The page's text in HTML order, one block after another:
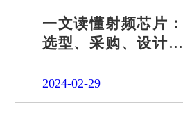
一文读懂射频芯片：
选型、采购、设计与
2024-02-29